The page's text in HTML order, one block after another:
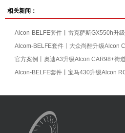
相关新闻：
Alcon-BELFE套件丨雷克萨斯GX550h升
Alcom-BELFE套件丨大众尚酷升级Alcon
官方案例丨奥迪A3升级Alcon CAR98+街
Alcon-BELFE套件丨宝马430升级Alcon